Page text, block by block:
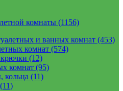
комнаты (1156)
и ванных комнат (453)
комнат (574)
(12)
комнат (95)
кольца (11)